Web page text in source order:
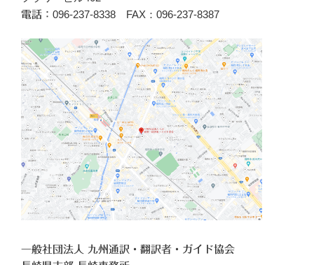
電話： 096‐237-8338 FAX：096-237-8387
一般社団法人 九州通訳・翻訳者・ガイド協会